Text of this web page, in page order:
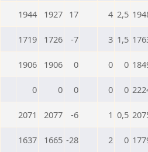
1944 1927 17 4 2,5
1719 1726 -7 3 1,5
1906 1906 0 0 0
0 0 0 0 0
2071 2077 -6 1 0,5
1637 1665 -28 2 0